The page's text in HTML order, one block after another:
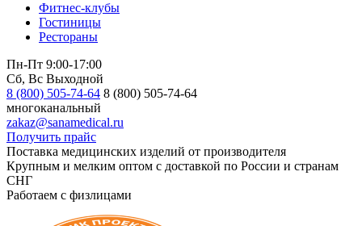
Фитнес-клубы
Гостиницы
Рестораны
Пн-Пт 9:00-17:00
Сб, Вс Выходной
8 (800) 505-74-64 8 (800) 505-74-64
многоканальный
zakaz@sanamedical.ru
Получить прайс
Поставка медицинских изделий от производителя
Крупным и мелким оптом с доставкой по России и странам
СНГ
Работаем с физлицами